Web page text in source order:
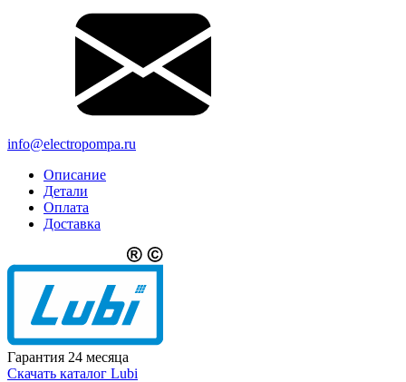
info@electropompa.ru
Описание
Детали
Оплата
Доставка
Гарантия 24 месяца
Скачать каталог Lubi